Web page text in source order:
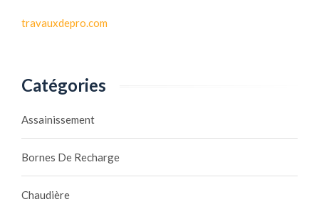
travauxdepro.com
Catégories
Assainissement
Bornes De Recharge
Chaudière